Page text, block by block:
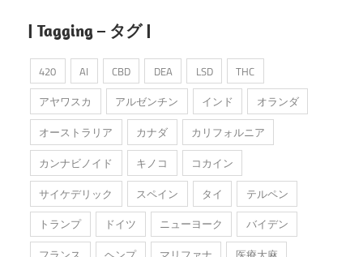
| Tagging – タグ |
420 AI CBD DEA LSD
THC
アヤワスカ
アルゼンチン インド
オランダ
オーストラリア
カナダ
カリフォルニア
カンナビノイド
キノコ
コカイン
サイケデリック
スペイン タイ
テルペン
トランプ
ドイツ ニューヨーク
バイデン